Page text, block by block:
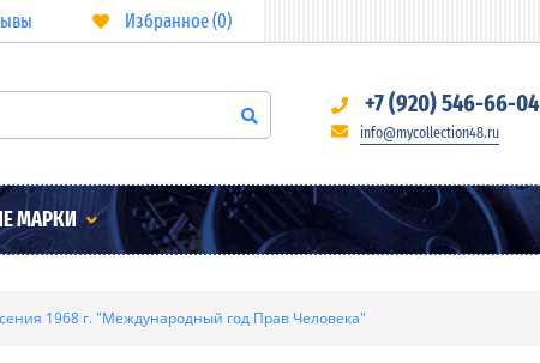
Избранное (0)
+7 (920) 546-66-04
info@mycollection48.ru
МАРКИ
1968 г. "Международный год Прав Человека"